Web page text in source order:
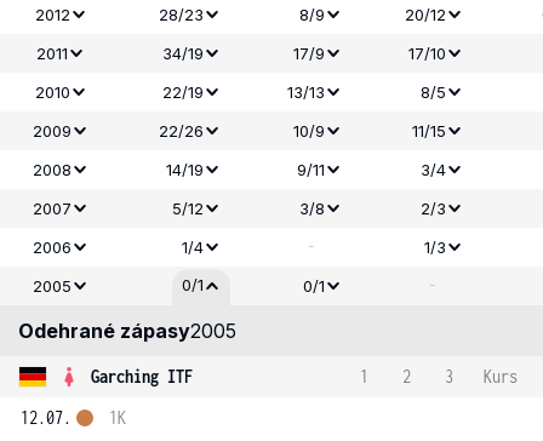
2012
28/23 8/9 20/12
2011
34/19 17/9
17/10
2010
22/19 13/13
8/5
2009
22/26 10/9
11/15
2008
14/19 9/11 3/4
2007
5/12 3/8
2/3
2006
1/4 -
1/3
2005
0/1 0/1 -
Odehrané zápasy2005
Garching ITF 1 2 3
Kurs
12.07.
1K